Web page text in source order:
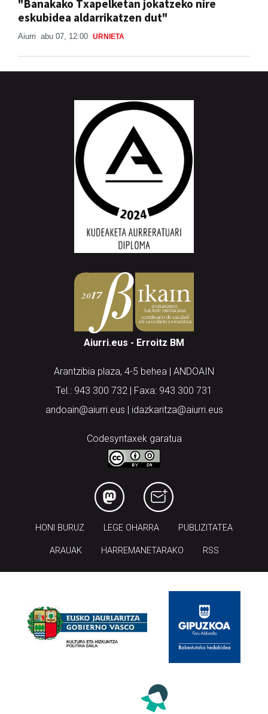
"Banakako Txapelketan jokatzeko nire
eskubidea aldarrikatzen dut"
Aiurri abu 07, 12:00 URNIETA
Aiurri.eus - Erroitz BM
Arantzibia plaza, 4-5 behea | ANDOAIN
Tel.: 943 300 732 | Faxa: 943 300 731
andoain@aiurri.eus | idazkaritza@aiurri.eus
Codesyntaxek garatua
HONI BURUZ LEGE OHARRA PUBLIZITATEA
ARAUAK HARREMANETARAKO RSS